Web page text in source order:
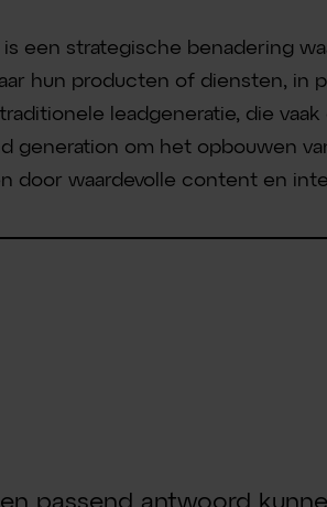
is een strategische benadering
hun producten of diensten, in
leadgeneratie, die
generation om het opbouwen
door waardevolle content en